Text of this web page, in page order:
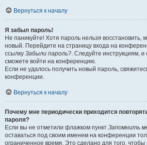
Вернуться к началу
Я забыл пароль!
Не паникуйте! Хотя пароль нельзя восстановить,
новый. Перейдите на страницу входа на
ссылку Забыли пароль?. Следуйте инструкциям, и
сможете войти на конференцию.
Если не удалось получить новый пароль,
конференции.
Вернуться к началу
Почему мне периодически приходится
пароля?
Если вы не отметили флажком пункт Запомнить
оставаться под своим именем на конференции
ограниченное время. Это сделано для того, чтобы